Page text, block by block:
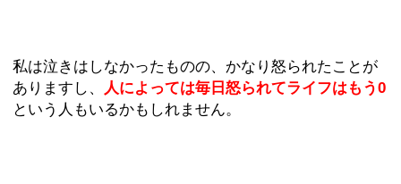
私は泣きはしなかったものの、かなり怒られたことが
ありますし、
人によっては毎日怒られてライフはもう0
という人もいるかもしれません。